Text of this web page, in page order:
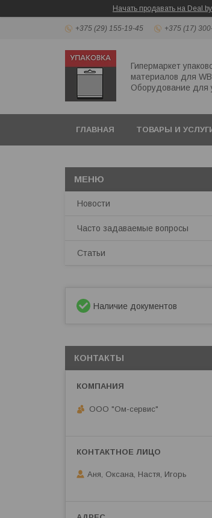
Начать продавать на Deal.by
+375 (29) 155-19-45 +375 (17)
Гипермаркет
материалов для
Оборудование для
ГЛАВНАЯ ТОВАРЫ И
Новости
Часто задаваемые вопросы
Статьи
Наличие документов
КОНТАКТЫ
ООО "Ом-сервис"
Аня, Оксана, Настя, Игорь